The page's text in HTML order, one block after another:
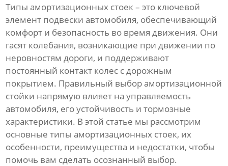
Типы амортизационных стоек– это ключевой
элемент подвески автомобиля, обеспечивающий
комфорт и безопасность во время движения. Они
гасят колебания, возникающие при движении по
неровностям дороги, и поддерживают
постоянный контакт колес с дорожным
покрытием. Правильный выбор амортизационной
стойки напрямую влияет на управляемость
автомобиля, его устойчивость и тормозные
характеристики. В этой статье мы рассмотрим
основныетипы амортизационных стоек, их
особенности, преимущества и недостатки, чтобы
помочь вам сделать осознанный выбор.